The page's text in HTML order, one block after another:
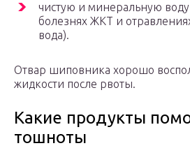
чистую и минеральную воду
болезнях ЖКТ и
вода).
Отвар шиповника хорошо
жидкости после рвоты.
Какие продукты
тошноты